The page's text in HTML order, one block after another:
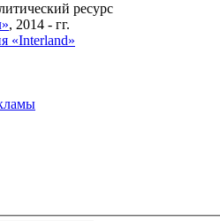
ресурс
, 2014 - гг.
«Interland»